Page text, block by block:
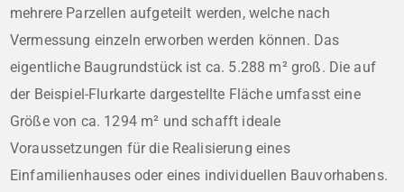
mehrere Parzellen aufgeteilt werden, welche nach
Vermessung einzeln erworben werden können. Das
eigentliche Baugrundstück ist ca. 5.288 m² groß. Die auf
der Beispiel-Flurkarte dargestellte Fläche umfasst eine
Größe von ca. 1294 m² und schafft ideale
Voraussetzungen für die Realisierung eines
Einfamilienhauses oder eines individuellen Bauvorhabens.